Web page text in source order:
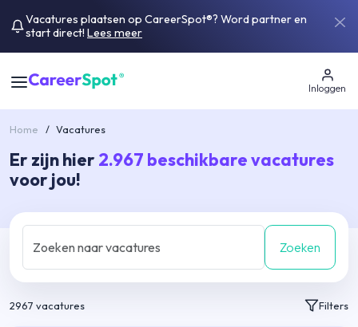
Vacatures plaatsen op CareerSpot®? Word partner en
start direct! Lees meer
Inloggen
Home / Vacatures
Er zijn hier 2.967 beschikbare vacatures
voor jou!
Zoeken
2967 vacatures Filters